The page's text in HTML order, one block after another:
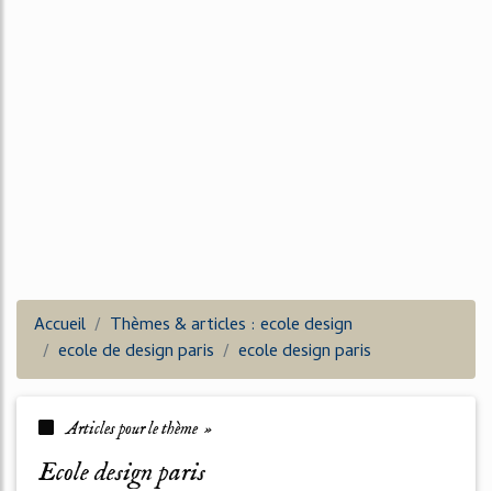
Accueil
Thèmes & articles : ecole design
ecole de design paris
ecole design paris
Articles pour le thème »
ecole design paris